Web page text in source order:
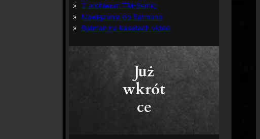
Z archiwum TM-Semic
Nawiązania do Batmana
Batman na kasetach video
Już
wkrót
ce